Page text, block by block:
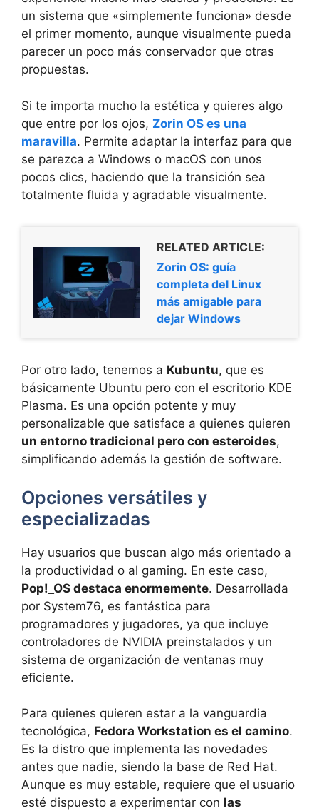
un sistema que «simplemente funciona» desde
el primer momento, aunque visualmente pueda
parecer un poco más conservador que otras
propuestas.
Si te importa mucho la estética y quieres algo
que entre por los ojos, Zorin OS es una
maravilla. Permite adaptar la interfaz para que
se parezca a Windows o macOS con unos
pocos clics, haciendo que la transición sea
totalmente fluida y agradable visualmente.
RELATED ARTICLE:
Zorin OS: guía
completa del Linux
más amigable para
dejar Windows
Por otro lado, tenemos a Kubuntu, que es
básicamente Ubuntu pero con el escritorio KDE
Plasma. Es una opción potente y muy
personalizable que satisface a quienes quieren
un entorno tradicional pero con esteroides,
simplificando además la gestión de software.
Opciones versátiles y
especializadas
Hay usuarios que buscan algo más orientado a
la productividad o al gaming. En este caso,
Pop!_OS destaca enormemente. Desarrollada
por System76, es fantástica para
programadores y jugadores, ya que incluye
controladores de NVIDIA preinstalados y un
sistema de organización de ventanas muy
eficiente.
Para quienes quieren estar a la vanguardia
tecnológica, Fedora Workstation es el camino.
Es la distro que implementa las novedades
antes que nadie, siendo la base de Red Hat.
Aunque es muy estable, requiere que el usuario
esté dispuesto a experimentar con las